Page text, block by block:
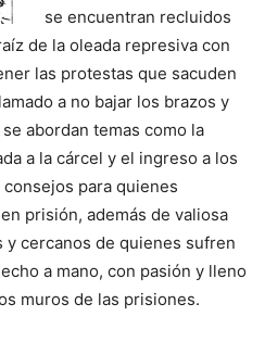
se encuentran recluidos
de la oleada represiva con
las protestas que sacuden
a no bajar los brazos y
abordan temas como la
a la cárcel y el ingreso a los
para quienes
prisión, además de valiosa
y cercanos de quienes sufren
a mano, con pasión y lleno
muros de las prisiones.